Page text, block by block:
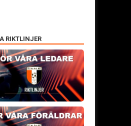
RIKTLINJER